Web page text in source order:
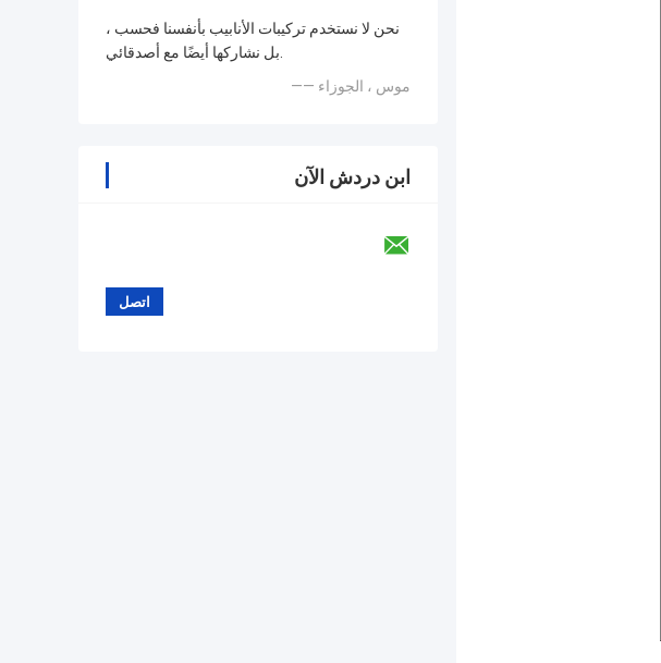
نحن لا نستخدم تركيبات الأنابيب بأنفسنا فحسب ،
بل نشاركها أيضًا مع أصدقائي.
—— موس ، الجوزاء
ابن دردش الآن